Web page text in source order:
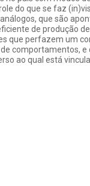
do que se faz
que são
de produção
que perfazem um
comportamentos,
ao qual está